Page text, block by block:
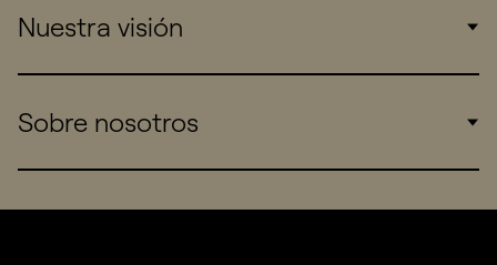
Consumers
Startups
Nuestra visión
Work
Sobre nosotros